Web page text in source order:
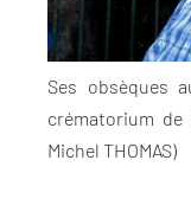
Ses obsèques
crématorium
Michel THOMAS)